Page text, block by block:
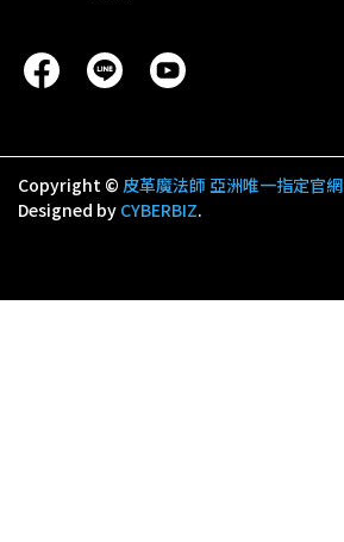
Copyright © 皮革魔法師 亞洲唯一指定官網
Designed by CYBERBIZ.